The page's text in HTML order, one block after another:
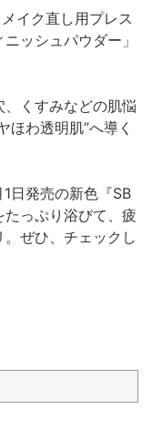
イク直し用プレス
ッシュパウダー」
、くすみなどの肌悩
ほわ透明肌”へ導く
日発売の新色『SB
っぷり浴びて、疲
ぜひ、チェックし